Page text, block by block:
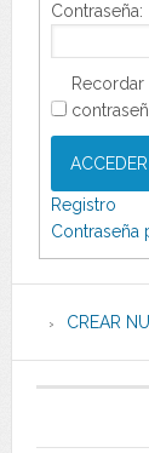
Contraseña:
Recordar
ACCEDER
Registro
Contraseña
CREAR